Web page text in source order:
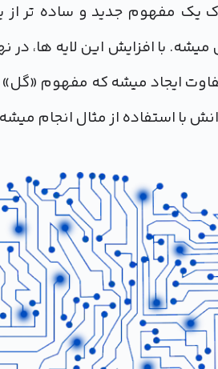
یک مفهوم جدید و ساده تر از
با افزایش این لایه ها، در
ایجاد میشه که مفهوم «گل»
با استفاده از مثال انجام